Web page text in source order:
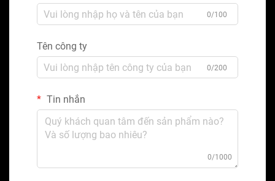
0/100
Tên công ty
0/200
Tin nhắn
0/1000